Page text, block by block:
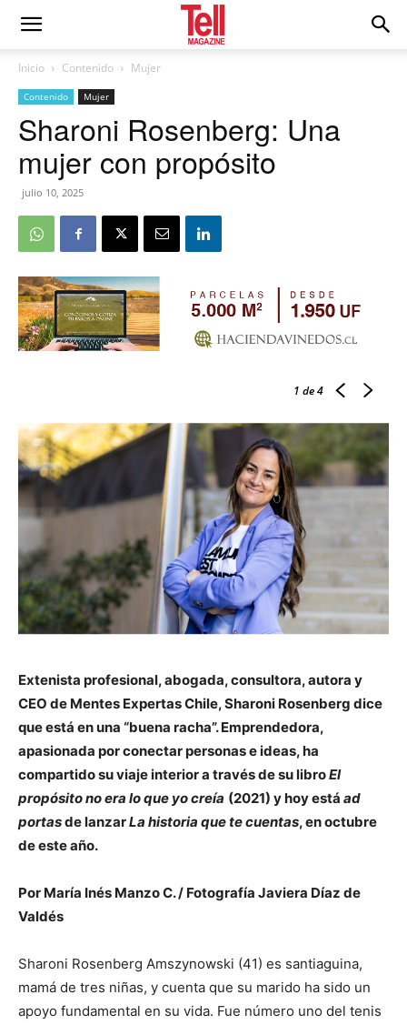
Inicio Contenido Mujer
Contenido Mujer
Sharoni Rosenberg: Una
mujer con propósito
julio 10, 2025
1 de 4
Extenista profesional, abogada, consultora, autora y
CEO de Mentes Expertas Chile, Sharoni Rosenberg dice
que está en una “buena racha”. Emprendedora,
apasionada por conectar personas e ideas, ha
compartido su viaje interior a través de su libroEl
propósito no era lo que yo creía (2021) y hoy está ad
portasde lanzarLa historia que te cuentas, en octubre
de este año.
Por María Inés Manzo C. / Fotografía Javiera Díaz de
Valdés
Sharoni Rosenberg Amszynowski (41) es santiaguina,
mamá de tres niñas, y cuenta que su marido ha sido un
apoyo fundamental en su vida. Fue número uno del tenis